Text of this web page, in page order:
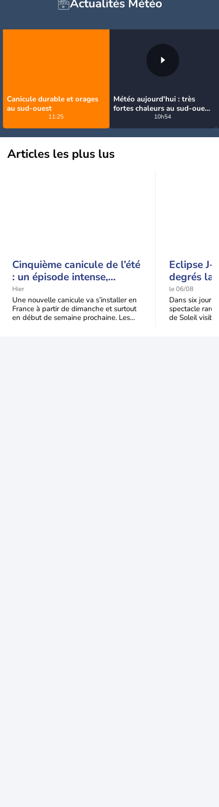
Actualités Météo
Canicule durable et orages
au sud-ouest
11:25
Météo aujourd'hui : très
fortes chaleurs au sud-ouest
avant des orages, jusqu'à
39°C
10h54
Articles les plus lus
Cinquième canicule de l’été
: un épisode intense,
durable et étendu la
semaine prochaine
Hier
Une nouvelle canicule va s’installer en
France à partir de dimanche et surtout
en début de semaine prochaine. Les
Eclipse J-
degrés la
t-elle
l'éclipse
le 06/08
Dans six
spectacle rare
de Soleil